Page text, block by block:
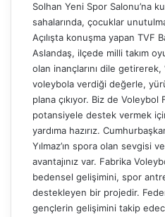
Solhan Yeni Spor Salonu’na
sahalarında, çocuklar
Açılışta konuşma yapan TVF
Aslandaş, ilçede milli takım
olan inançlarını dile
voleybola verdiği değerle,
plana çıkıyor. Biz de
potansiyele destek vermek
yardıma hazırız.
Yılmaz’ın spora olan sevgisi
avantajınız var. Fabrika
bedensel gelişimini, spor
destekleyen bir projedir.
gençlerin gelişimini takip